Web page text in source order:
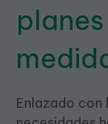
Enlazado con